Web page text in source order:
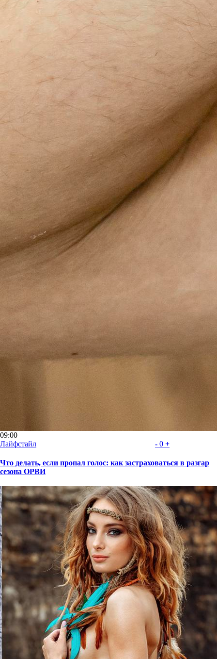
09:00
Лайфстайл
- 0 +
Что делать, если пропал голос: как застраховаться в разгар
сезона ОРВИ